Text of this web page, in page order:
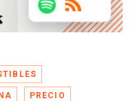
PRECIO